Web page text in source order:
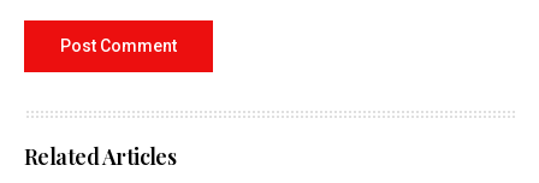
Related Articles